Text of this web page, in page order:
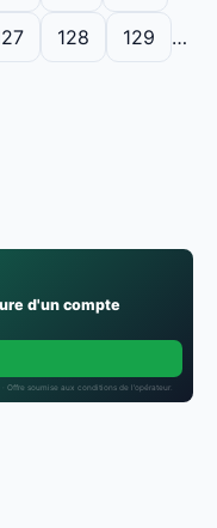
128 129 …
d'un compte
Offre soumise aux conditions de l’opérateur.